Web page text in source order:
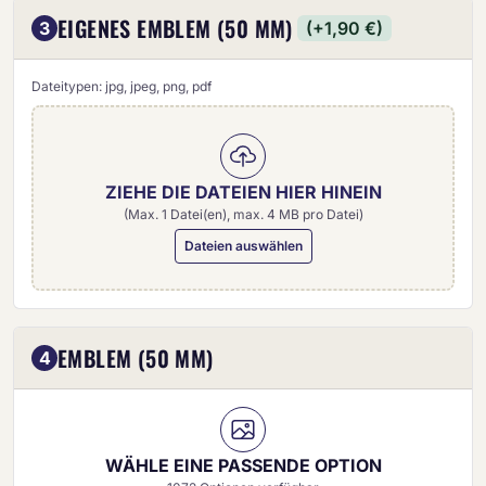
3 EIGENES EMBLEM (50 MM) (+1,90 €)
Dateitypen: jpg, jpeg, png, pdf
ZIEHE DIE DATEIEN HIER HINEIN
(Max. 1 Datei(en), max. 4 MB pro Datei)
Dateien auswählen
4 EMBLEM (50 MM)
WÄHLE EINE PASSENDE OPTION